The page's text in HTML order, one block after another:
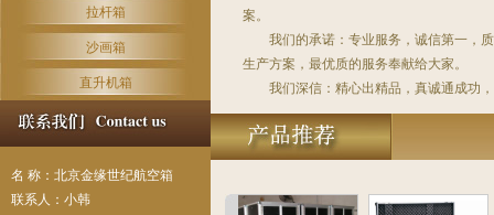
拉杆箱
沙画箱
直升机箱
名 称：北京金缘世纪航空箱
联系人：小韩
案。
我们的承诺：专业服务，诚信第一，质
生产方案，最优质的服务奉献给大家。
我们深信：精心出精品，真诚通成功，